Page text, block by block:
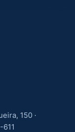
150 ·
611